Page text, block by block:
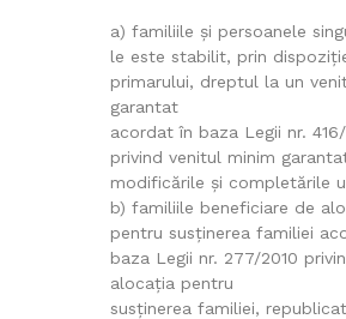
a) familiile și persoanele
le este stabilit, prin
primarului, dreptul la un
garantat
acordat în baza Legii nr. 416/
privind venitul minim
modificările și completările
b) familiile beneficiare de
pentru susținerea familiei
baza Legii nr. 277/2010
alocația pentru
susținerea familiei,